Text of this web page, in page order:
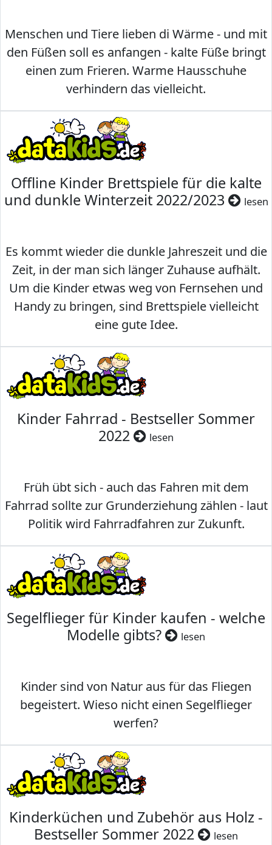
Menschen und Tiere lieben di Wärme - und mit
den Füßen soll es anfangen - kalte Füße bringt
einen zum Frieren. Warme Hausschuhe
verhindern das vielleicht.
Offline Kinder Brettspiele für die kalte
und dunkle Winterzeit 2022/2023
lesen
Es kommt wieder die dunkle Jahreszeit und die
Zeit, in der man sich länger Zuhause aufhält.
Um die Kinder etwas weg von Fernsehen und
Handy zu bringen, sind Brettspiele vielleicht
eine gute Idee.
Kinder Fahrrad - Bestseller Sommer
2022
lesen
Früh übt sich - auch das Fahren mit dem
Fahrrad sollte zur Grunderziehung zählen - laut
Politik wird Fahrradfahren zur Zukunft.
Segelflieger für Kinder kaufen - welche
Modelle gibts?
lesen
Kinder sind von Natur aus für das Fliegen
begeistert. Wieso nicht einen Segelflieger
werfen?
Kinderküchen und Zubehör aus Holz -
Bestseller Sommer 2022
lesen